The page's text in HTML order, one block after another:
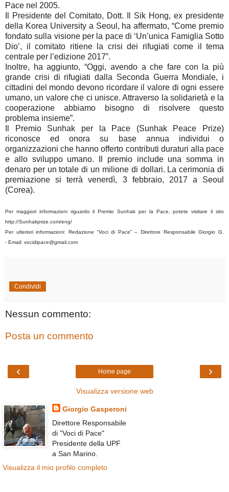
Pace nel 2005.
Il Presidente del Comitato, Dott. Il Sik Hong, ex presidente
della Korea University a Seoul, ha affermato, “Come premio
fondato sulla visione per la pace di ‘Un’unica Famiglia Sotto
Dio’, il comitato ritiene la crisi dei rifugiati come il tema
centrale per l’edizione 2017”.
Inoltre, ha aggiunto, “Oggi, avendo a che fare con la più
grande crisi di rifugiati dalla Seconda Guerra Mondiale, i
cittadini del mondo devono ricordare il valore di ogni essere
umano, un valore che ci unisce. Attraverso la solidarietà e la
cooperazione abbiamo bisogno di risolvere questo
problema insieme”.
Il Premio Sunhak per la Pace (Sunhak Peace Prize)
riconosce ed onora su base annua individui o
organizzazioni che hanno offerto contributi duraturi alla pace
e allo sviluppo umano. Il premio include una somma in
denaro per un totale di un milione di dollari. La cerimonia di
premiazione si terrà venerdì, 3 febbraio, 2017 a Seoul
(Corea).
Per maggiori informazioni riguardo il Premio Sunhak per la Pace, potete visitare il sito
http://Sunhakprize.com/eng/
Per ulteriori informazioni: Redazione “Voci di Pace” – Direttore Responsabile Giorgio G.
- Email: vocidipace@gmail.com
Condividi
Nessun commento:
Posta un commento
‹ ›
Home page
Visualizza versione web
Giorgio Gasperoni
Direttore Responsabile
di "Voci di Pace"
Presidente della UPF
a San Marino.
Visualizza il mio profilo completo